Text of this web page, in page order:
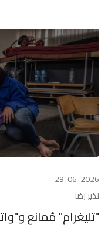
29-06-2026
نذير رضا
"تليغرام" مُمانِع